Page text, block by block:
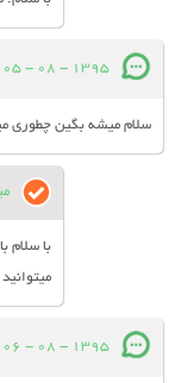
05 - 08 - 1395
سلام میشه بگین چطوری
با
06 - 08 - 1395